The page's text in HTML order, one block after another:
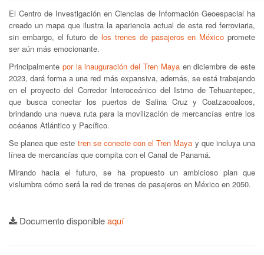
El Centro de Investigación en Ciencias de Información Geoespacial ha
creado un mapa que ilustra la apariencia actual de esta red ferroviaria,
sin embargo, el futuro de los trenes de pasajeros en México promete
ser aún más emocionante.
Principalmente por la inauguración del Tren Maya en diciembre de este
2023, dará forma a una red más expansiva, además, se está trabajando
en el proyecto del Corredor Interoceánico del Istmo de Tehuantepec,
que busca conectar los puertos de Salina Cruz y Coatzacoalcos,
brindando una nueva ruta para la movilización de mercancías entre los
océanos Atlántico y Pacífico.
Se planea que este tren se conecte con el Tren Maya y que incluya una
línea de mercancías que compita con el Canal de Panamá.
Mirando hacia el futuro, se ha propuesto un ambicioso plan que
vislumbra cómo será la red de trenes de pasajeros en México en 2050.
Documento disponibleaquí